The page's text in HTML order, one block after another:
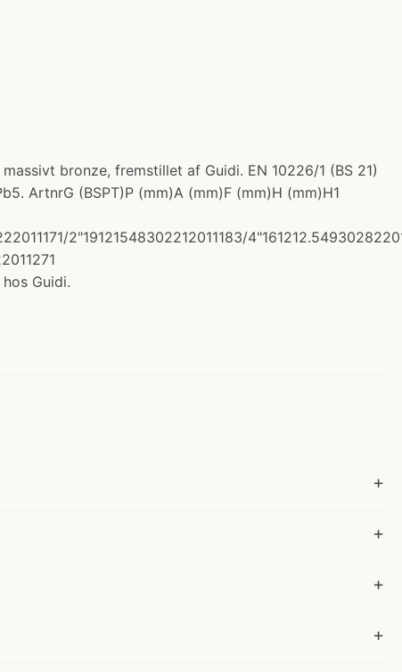
bronze, fremstillet af Guidi. EN 10226/1 (BS 21)
ArtnrG (BSPT)P (mm)A (mm)F (mm)H (mm)H1
2"19121548302212011183/
Guidi.